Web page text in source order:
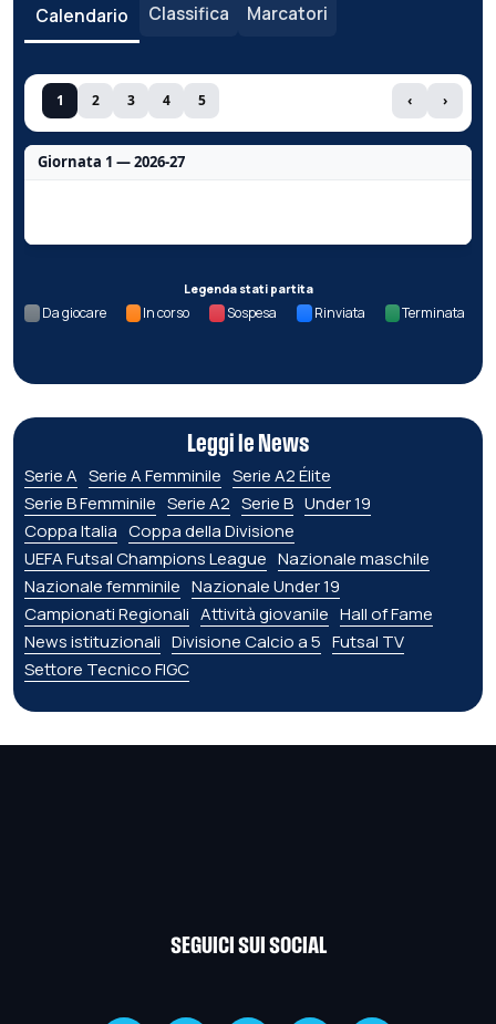
Calendario Classifica Marcatori
1 2 3 4 5 ‹ ›
Giornata 1 — 2026-27
Legenda stati partita
Da giocare In corso Sospesa Rinviata Terminata
Leggi le News
Serie A Serie A Femminile Serie A2 Élite
Serie B Femminile Serie A2 Serie B Under 19
Coppa Italia Coppa della Divisione
UEFA Futsal Champions League Nazionale maschile
Nazionale femminile Nazionale Under 19
Campionati Regionali Attività giovanile Hall of Fame
News istituzionali Divisione Calcio a 5 Futsal TV
Settore Tecnico FIGC
SEGUICI SUI SOCIAL